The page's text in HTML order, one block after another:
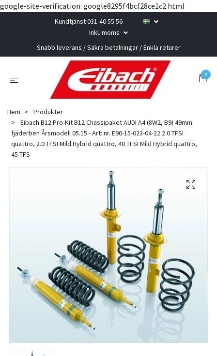
google-site-verification: google8295f4bcf28ce1c2.html
Kundtjänst 031-40 55 56
Inkl. moms
Snabb leverans / Säkra betalningar / Enkla returer
0
Hem
Produkter
Eibach B12 Pro-Kit B12 Chassipaket AUDI A4 (8W2, B9) 49mm
fjäderben Årsmodell 05.15 - Art: nr. E90-15-023-04-22 2.0 TFSI
quattro, 2.0 TFSI Mild Hybrid quattro, 40 TFSI Mild Hybrid quattro,
45 TFS